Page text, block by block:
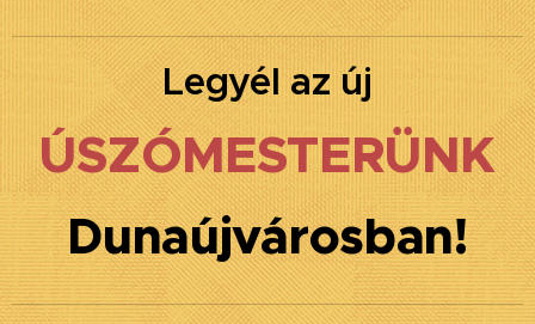
Legyél az új
ÚSZÓMESTERÜNK
Dunaújvárosban!